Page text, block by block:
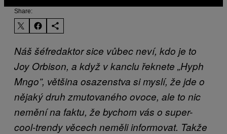
Share:
Náš šéfredaktor sice vůbec neví, kdo je to
Joy Orbison, a když v kanclu řeknete „Hyph
Mngo”, většina osazenstva si myslí, že jde o
nějaký druh zmutovaného ovoce, ale to nic
nemění na faktu, že bychom vás o super-
cool-trendy věcech neměli informovat. Takže